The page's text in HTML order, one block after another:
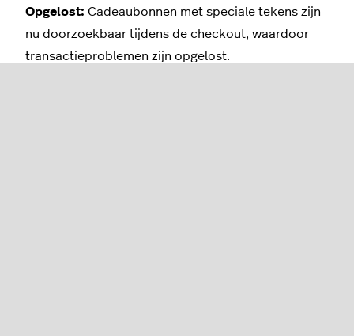
Opgelost: Cadeaubonnen met speciale tekens zijn
nu doorzoekbaar tijdens de checkout, waardoor
transactieproblemen zijn opgelost.